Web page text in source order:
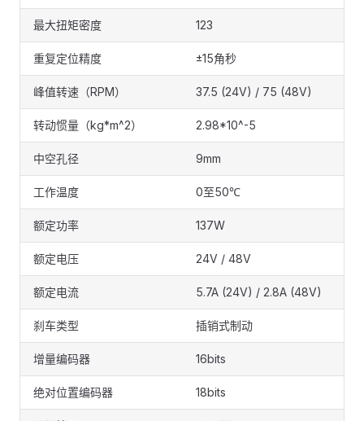
最大扭矩密度 123
重复定位精度 ±15角秒
峰值转速（RPM） 37.5 (24V) / 75 (48V)
转动惯量（kg*m^2） 2.98*10^-5
中空孔径 9mm
工作温度 0至50℃
额定功率 137W
额定电压 24V / 48V
额定电流 5.7A (24V) / 2.8A (48V)
刹车类型 插销式制动
增量编码器 16bits
绝对位置编码器 18bits